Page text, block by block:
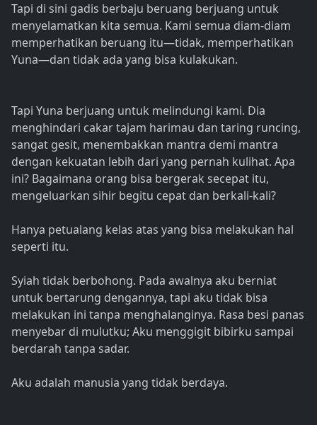
Tapi di sini gadis berbaju beruang berjuang untuk
menyelamatkan kita semua. Kami semua diam-diam
memperhatikan beruang itu—tidak, memperhatikan
Yuna—dan tidak ada yang bisa kulakukan.
Tapi Yuna berjuang untuk melindungi kami. Dia
menghindari cakar tajam harimau dan taring runcing,
sangat gesit, menembakkan mantra demi mantra
dengan kekuatan lebih dari yang pernah kulihat. Apa
ini? Bagaimana orang bisa bergerak secepat itu,
mengeluarkan sihir begitu cepat dan berkali-kali?
Hanya petualang kelas atas yang bisa melakukan hal
seperti itu.
Syiah tidak berbohong. Pada awalnya aku berniat
untuk bertarung dengannya, tapi aku tidak bisa
melakukan ini tanpa menghalanginya. Rasa besi panas
menyebar di mulutku; Aku menggigit bibirku sampai
berdarah tanpa sadar.
Aku adalah manusia yang tidak berdaya.